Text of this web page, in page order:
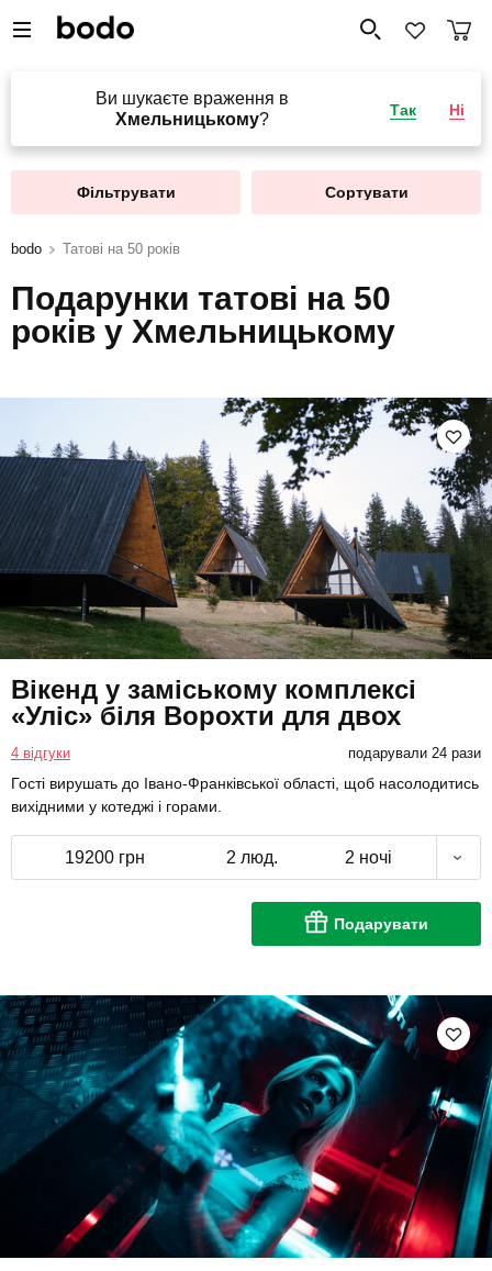
Ви шукаєте враження в
Хмельницькому?
Так Ні
Фільтрувати Сортувати
bodo Татові на 50 років
Подарунки татові на 50
років у Хмельницькому
Вікенд у заміському комплексі
«Уліс» біля Ворохти для двох
4 відгуки подарували 24 рази
Гості вирушать до Івано-Франківської області, щоб насолодитись
вихідними у котеджі і горами.
19200 грн 2 люд. 2 ночі
Подарувати